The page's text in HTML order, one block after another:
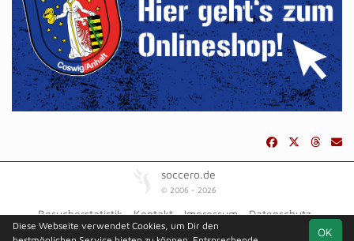
soccero.de
© 2006 - 2026
Besucherstatistik Kontakt Impressum
Datenschutz
OK
Diese Webseite verwendet Cookies, um Dir den